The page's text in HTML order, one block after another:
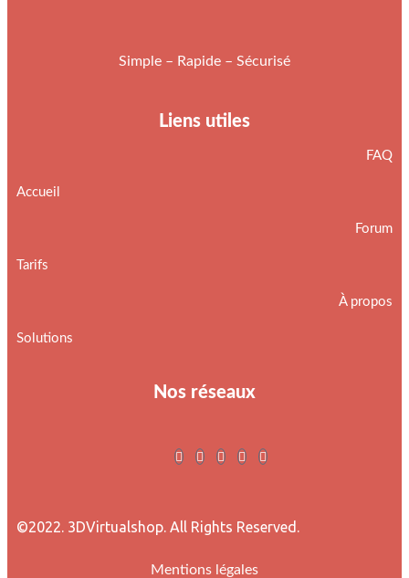
Simple – Rapide – Sécurisé
Liens utiles
Accueil
Tarifs
Solutions
FAQ
Forum
À propos
Nos réseaux
©2022. 3DVirtualshop. All Rights Reserved.
Mentions légales